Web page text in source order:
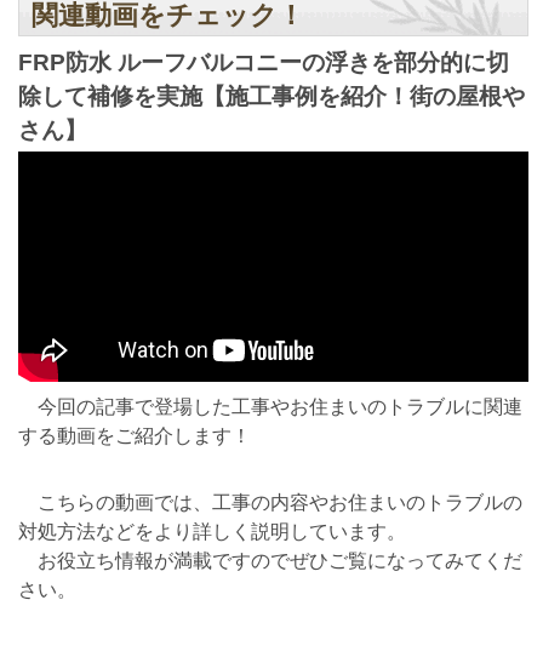
関連動画をチェック！
FRP防水 ルーフバルコニーの浮きを部分的に切
除して補修を実施【施工事例を紹介！街の屋根や
さん】
今回の記事で登場した工事やお住まいのトラブルに関連
する動画をご紹介します！
こちらの動画では、工事の内容やお住まいのトラブルの
対処方法などをより詳しく説明しています。
お役立ち情報が満載ですのでぜひご覧になってみてくだ
さい。